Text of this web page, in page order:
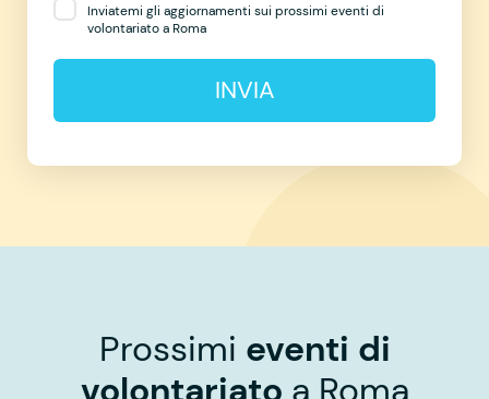
Inviatemi gli aggiornamenti sui prossimi eventi di
volontariato a Roma
INVIA
Prossimi eventi di